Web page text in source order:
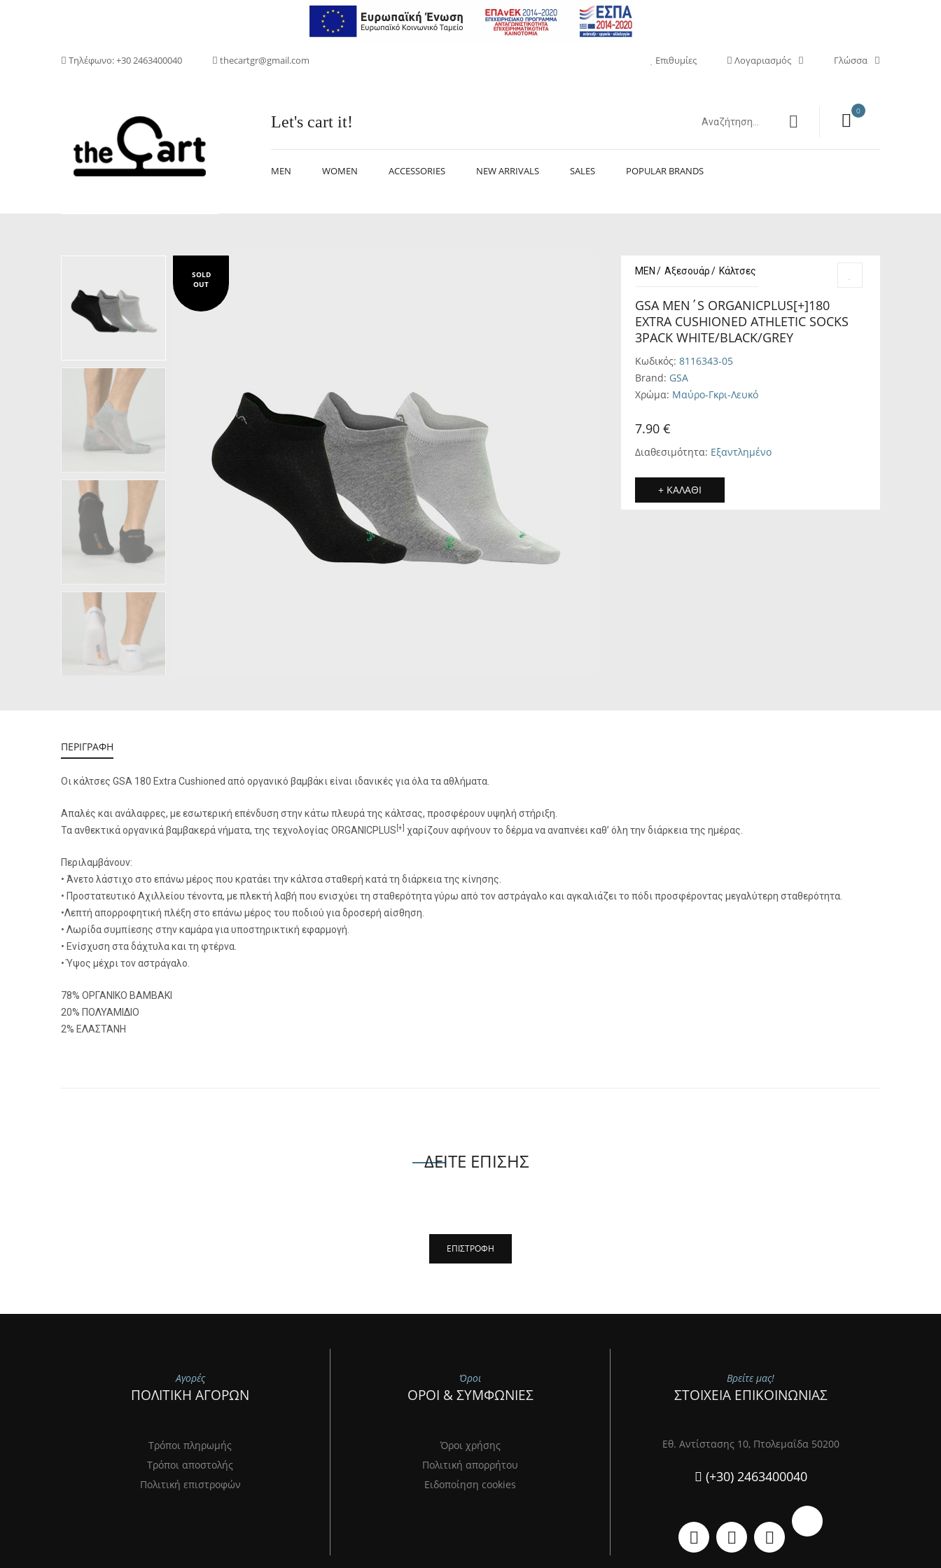
Τηλέφωνο: +30 2463400040 thecartgr@gmail.com Επιθυμίες Λογαριασμός Γλώσσα
Let's cart it!
0
MEN WOMEN ACCESSORIES NEW ARRIVALS SALES POPULAR BRANDS
SOLD
OUT
MEN Αξεσουάρ Κάλτσες
GSA MEN΄S ORGANICPLUS[+]180
EXTRA CUSHIONED ATHLETIC SOCKS
3PACK WHITE/BLACK/GREY
Κωδικός: 8116343-05
Brand: GSA
Χρώμα: Μαύρο-Γκρι-Λευκό
7.90 €
Διαθεσιμότητα: Εξαντλημένο
+ ΚΑΛΑΘΙ
ΠΕΡΙΓΡΑΦΗ
Οι κάλτσες GSA 180 Extra Cushioned από οργανικό βαμβάκι είναι ιδανικές για όλα τα αθλήματα.
Απαλές και ανάλαφρες, με εσωτερική επένδυση στην κάτω πλευρά της κάλτσας, προσφέρουν υψηλή στήριξη.
Τα ανθεκτικά οργανικά βαμβακερά νήματα, της τεχνολογίας ORGANICPLUS [+] χαρίζουν αφήνουν το δέρμα να αναπνέει καθ’ όλη την διάρκεια της ημέρας.
Περιλαμβάνουν:
• Άνετο λάστιχο στο επάνω μέρος που κρατάει την κάλτσα σταθερή κατά τη διάρκεια της κίνησης.
• Προστατευτικό Αχιλλείου τένοντα, με πλεκτή λαβή που ενισχύει τη σταθερότητα γύρω από τον αστράγαλο και αγκαλιάζει το πόδι προσφέροντας μεγαλύτερη σταθερότητα.
•Λεπτή απορροφητική πλέξη στο επάνω μέρος του ποδιού για δροσερή αίσθηση.
• Λωρίδα συμπίεσης στην καμάρα για υποστηρικτική εφαρμογή.
• Ενίσχυση στα δάχτυλα και τη φτέρνα.
• Ύψος μέχρι τον αστράγαλο.
78% ΟΡΓΑΝΙΚΟ ΒΑΜΒΑΚΙ
20% ΠΟΛΥΑΜΙΔΙΟ
2% ΕΛΑΣΤΑΝΗ
ΔΕΙΤΕ ΕΠΙΣΗΣ
Αγορές
ΠΟΛΙΤΙΚΗ ΑΓΟΡΩΝ
Τρόποι πληρωμής
Τρόποι αποστολής
Πολιτική επιστροφών
Όροι
ΟΡΟΙ & ΣΥΜΦΩΝΙΕΣ
Όροι χρήσης
Πολιτική απορρήτου
Ειδοποίηση cookies
Βρείτε μας!
ΣΤΟΙΧΕΙΑ ΕΠΙΚΟΙΝΩΝΙΑΣ
Εθ. Αντίστασης 10, Πτολεμαΐδα 50200
(+30) 2463400040